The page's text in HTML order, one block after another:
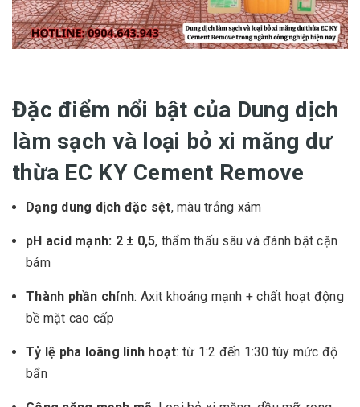
Đặc điểm nổi bật của Dung dịch
làm sạch và loại bỏ xi măng dư
thừa EC KY Cement Remove
Dạng dung dịch đặc sệt, màu trắng xám
pH acid mạnh: 2 ± 0,5, thẩm thấu sâu và đánh bật cặn
bám
Thành phần chính: Axit khoáng mạnh + chất hoạt động
bề mặt cao cấp
Tỷ lệ pha loãng linh hoạt: từ 1:2 đến 1:30 tùy mức độ
bẩn